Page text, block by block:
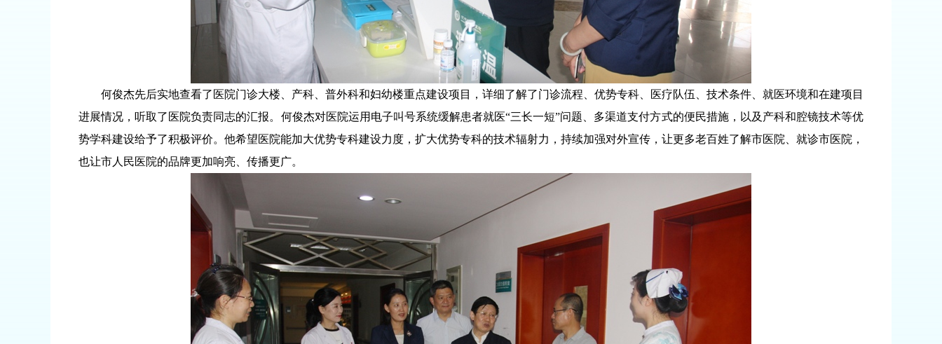
何俊杰先后实地查看了医院门诊大楼、产科、普外科和妇幼楼重点建设项目，详细了解了门诊流程、优势专科、医疗队伍、技术条件、就医环境和在建项目
进展情况，听取了医院负责同志的汇报。何俊杰对医院运用电子叫号系统缓解患者就医“三长一短”问题、多渠道支付方式的便民措施，以及产科和腔镜技术等优
势学科建设给予了积极评价。他希望医院能加大优势专科建设力度，扩大优势专科的技术辐射力，持续加强对外宣传，让更多老百姓了解市医院、就诊市医院，
也让市人民医院的品牌更加响亮、传播更广。